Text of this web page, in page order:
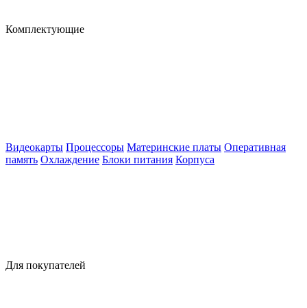
Комплектующие
Видеокарты Процессоры Материнские платы Оперативная
память Охлаждение Блоки питания Корпуса
Для покупателей